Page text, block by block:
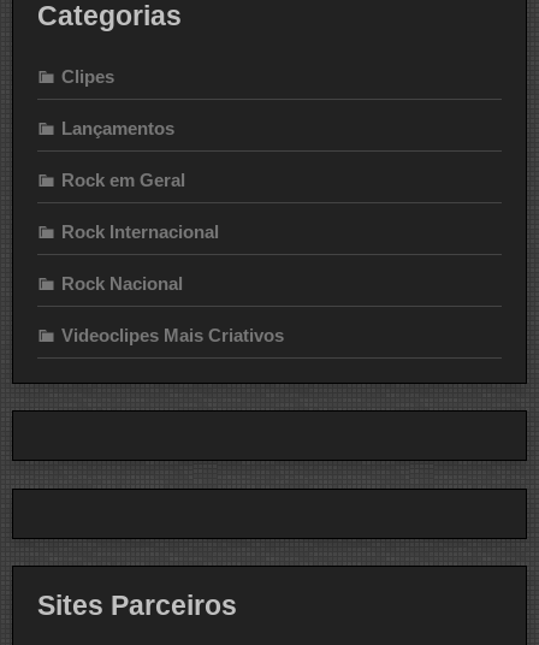
Categorias
Clipes
Lançamentos
Rock em Geral
Rock Internacional
Rock Nacional
Videoclipes Mais Criativos
Sites Parceiros